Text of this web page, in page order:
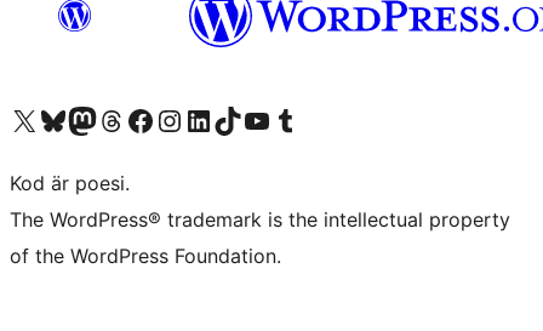
Besök vår X-konto (f.d. Twitter)
Besök vårt Bluesky-konto
Besök vårt Mastodon-konto
Besök vårt Thread-konto
Besök vår Facebook-sidaBesök vårt Instagram-konto
Besök vårt LinkedIn-konto
Besök vårt TikTok-konto
Besök vår YouTube-kanalBesök vårt Tumblr-konto
Kod är poesi.
The WordPress® trademark is the intellectual property
of the WordPress Foundation.